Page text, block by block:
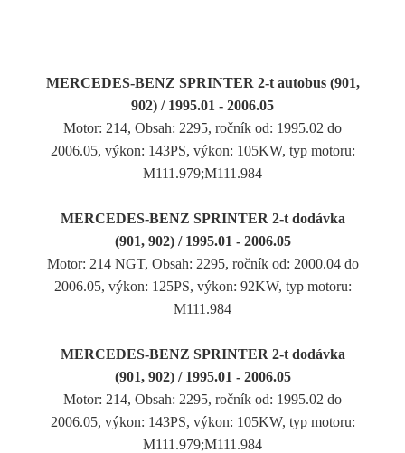
MERCEDES-BENZ SPRINTER 2-t autobus (901,
902) / 1995.01 - 2006.05
Motor: 214, Obsah: 2295, ročník od: 1995.02 do
2006.05, výkon: 143PS, výkon: 105KW, typ motoru:
M111.979;M111.984
MERCEDES-BENZ SPRINTER 2-t dodávka
(901, 902) / 1995.01 - 2006.05
Motor: 214 NGT, Obsah: 2295, ročník od: 2000.04 do
2006.05, výkon: 125PS, výkon: 92KW, typ motoru:
M111.984
MERCEDES-BENZ SPRINTER 2-t dodávka
(901, 902) / 1995.01 - 2006.05
Motor: 214, Obsah: 2295, ročník od: 1995.02 do
2006.05, výkon: 143PS, výkon: 105KW, typ motoru:
M111.979;M111.984